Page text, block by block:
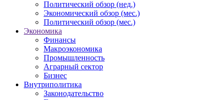
Политический обзор (нед.)
Экономический обзор (мес.)
Политический обзор (мес.)
Экономика
Финансы
Макроэкономика
Промышленность
Аграрный сектор
Бизнес
Внутриполитика
Законодательство